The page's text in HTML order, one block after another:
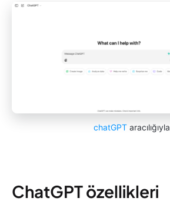
chatGPT aracılığıyla
ChatGPT özellikleri